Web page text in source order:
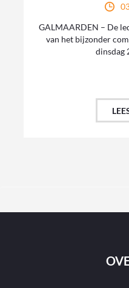
GALMAARDEN – De
van het bijzonder
dinsdag